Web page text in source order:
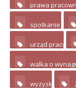
prawa
spotkanie 14
urząd pracy
walka o
wyzysk 4